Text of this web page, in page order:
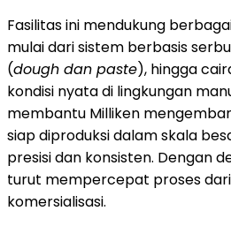
Fasilitas ini mendukung
mulai dari sistem berbasis
(dough dan paste), hingga
kondisi nyata di lingkungan
membantu Milliken
siap diproduksi dalam skala
presisi dan konsisten. Dengan
turut mempercepat proses
komersialisasi.